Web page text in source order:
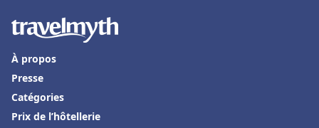
À propos
Presse
Catégories
Prix de l’hôtellerie